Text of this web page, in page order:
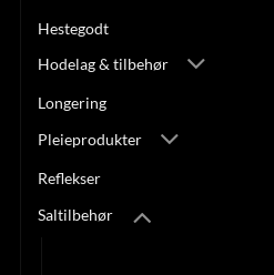
Hestegodt
Hodelag & tilbehør
Longering
Pleieprodukter
Reflekser
Saltilbehør